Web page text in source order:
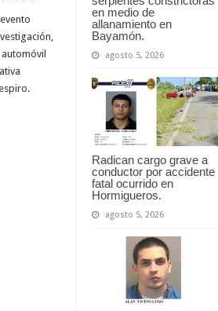
en medio de
allanamiento en
Bayamón.
agosto 5, 2026
Radican cargo grave a
conductor por accidente
fatal ocurrido en
Hormigueros.
agosto 5, 2026